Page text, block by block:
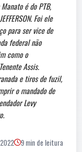
é do PTB,
Foi ele
para ser vice de
federal não
como o
Assis.
e tiros de fuzil,
o mandado de
Levy
9 min de leitura